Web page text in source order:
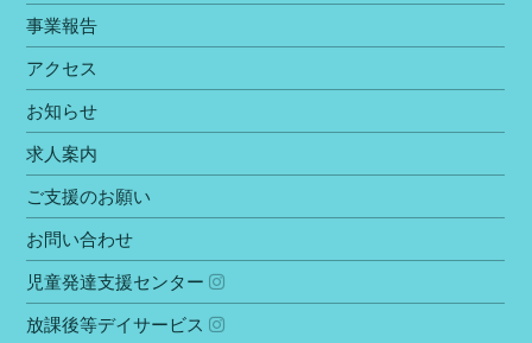
事業報告
アクセス
お知らせ
求人案内
ご⽀援のお願い
お問い合わせ
児童発達⽀援センター
放課後等デイサービス